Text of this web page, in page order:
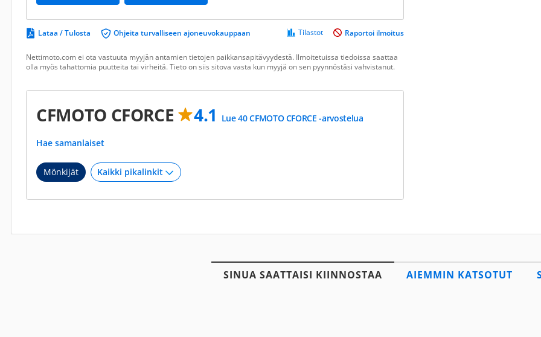
Lataa / Tulosta Ohjeita turvalliseen ajoneuvokauppaan Tilastot Raportoi ilmoitus
Nettimoto.com ei ota vastuuta myyjän antamien tietojen paikkansapitävyydestä. Ilmoitetuissa tiedoissa saattaa
olla myös tahattomia puutteita tai virheitä. Tieto on siis sitova vasta kun myyjä on sen pyynnöstäsi vahvistanut.
CFMOTO CFORCE 4.1 Lue 40 CFMOTO CFORCE -arvostelua
Hae samanlaiset
Mönkijät
SINUA SAATTAISI KIINNOSTAA AIEMMIN KATSOTUT